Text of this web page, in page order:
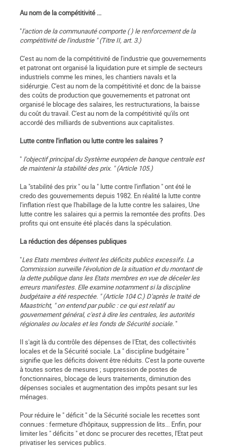
Au nom de la compétitivité ...
"l'action de la communauté comporte ( ) le renforcement de la
compétitivité de l'industrie " (Titre II, art. 3.)
C'est au nom de la compétitivité de l'industrie que gouvernements
et patronat ont organisé la liquidation pure et simple de secteurs
industriels comme les mines, les chantiers navals et la
sidérurgie. C'est au nom de la compétitivité et donc de la baisse
des coûts de production que gouvernements et patronat ont
organisé le blocage des salaires, les restructurations, la baisse
du coût du travail. C'est au nom de la compétitivité qu'ils ont
accordé des milliards de subventions aux capitalistes.
Lutte contre l'inflation ou lutte contre les salaires ?
" l'objectif principal du Système européen de banque centrale est
de maintenir la stabilité des prix. " (Article 105.)
La "stabilité des prix " ou la " lutte contre l'inflation " ont été le
credo des gouvernements depuis 1982. En réalité la lutte contre
l'inflation n'est que l'habillage de la lutte contre les salaires, Une
lutte contre les salaires qui a permis la remontée des profits. Des
profits qui ont ensuite été placés dans la spéculation.
La réduction des dépenses publiques
"Les Etats membres évitent les déficits publics excessifs. La
Commission surveille l'évolution de la situation et du montant de
la dette publique dans les Etats membres en vue de déceler les
erreurs manifestes. Elle examine notamment si la discipline
budgétaire a été respectée. " (Article 104 C.) D'après le traité de
Maastricht, " on entend par public : ce qui est relatif au
gouvernement général, c'est à dire les centrales, les autorités
régionales ou locales et les fonds de Sécurité sociale."
Il s'agit là du contrôle des dépenses de I'Etat, des collectivités
locales et de la Sécurité sociale. La " discipline budgétaire "
signifie que les déficits doivent être réduits. C'est la porte ouverte
à toutes sortes de mesures ; suppression de postes de
fonctionnaires, blocage de leurs traitements, diminution des
dépenses sociales et augmentation des impôts pesant sur les
ménages.
Pour réduire le " déficit " de la Sécurité sociale les recettes sont
connues : fermeture d'hôpitaux, suppression de lits... Enfin, pour
limiter les " déficits " et donc se procurer des recettes, l'Etat peut
privatiser les services publics.